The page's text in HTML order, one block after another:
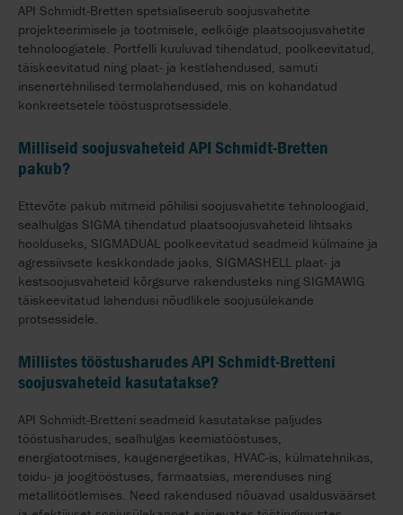
API Schmidt-Bretten spetsialiseerub soojusvahetite
projekteerimisele ja tootmisele, eelkõige plaatsoojusvahetite
tehnoloogiatele. Portfelli kuuluvad tihendatud, poolkeevitatud,
täiskeevitatud ning plaat- ja kestlahendused, samuti
insenertehnilised termolahendused, mis on kohandatud
konkreetsetele tööstusprotsessidele.
Milliseid soojusvaheteid API Schmidt-Bretten
pakub?
Ettevõte pakub mitmeid põhilisi soojusvahetite tehnoloogiaid,
sealhulgas SIGMA tihendatud plaatsoojusvaheteid lihtsaks
hoolduseks, SIGMADUAL poolkeevitatud seadmeid külmaine ja
agressiivsete keskkondade jaoks, SIGMASHELL plaat- ja
kestsoojusvaheteid kõrgsurve rakendusteks ning SIGMAWIG
täiskeevitatud lahendusi nõudlikele soojusülekande
protsessidele.
Millistes tööstusharudes API Schmidt-Bretteni
soojusvaheteid kasutatakse?
API Schmidt-Bretteni seadmeid kasutatakse paljudes
tööstusharudes, sealhulgas keemiatööstuses,
energiatootmises, kaugenergeetikas, HVAC-is, külmatehnikas,
toidu- ja joogitööstuses, farmaatsias, merenduses ning
metallitöötlemises. Need rakendused nõuavad usaldusväärset